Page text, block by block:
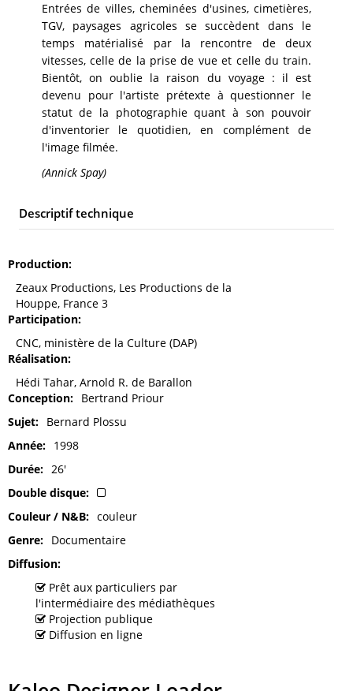
Entrées de villes, cheminées d'usines, cimetières,
TGV, paysages agricoles se succèdent dans le
temps matérialisé par la rencontre de deux
vitesses, celle de la prise de vue et celle du train.
Bientôt, on oublie la raison du voyage : il est
devenu pour l'artiste prétexte à questionner le
statut de la photographie quant à son pouvoir
d'inventorier le quotidien, en complément de
l'image filmée.
(Annick Spay)
Descriptif technique
Production
Zeaux Productions, Les Productions de la
Houppe, France 3
Participation
CNC, ministère de la Culture (DAP)
Réalisation
Hédi Tahar, Arnold R. de Barallon
Conception
Bertrand Priour
Sujet
Bernard Plossu
Année
1998
Durée
26'
Double disque
Couleur / N&B
couleur
Genre
Documentaire
Diffusion
Prêt aux particuliers par
l'intermédiaire des médiathèques
Projection publique
Diffusion en ligne